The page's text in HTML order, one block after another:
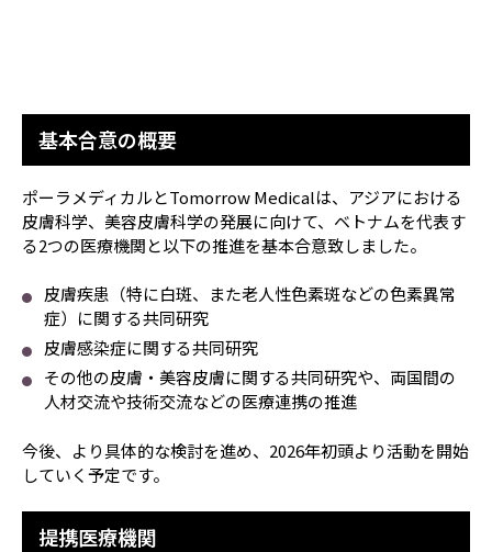
基本合意の概要
ポーラメディカルとTomorrow Medicalは、アジアにおける
皮膚科学、美容皮膚科学の発展に向けて、ベトナムを代表す
る2つの医療機関と以下の推進を基本合意致しました。
皮膚疾患（特に白斑、また老人性色素斑などの色素異常
症）に関する共同研究
皮膚感染症に関する共同研究
その他の皮膚・美容皮膚に関する共同研究や、両国間の
人材交流や技術交流などの医療連携の推進
今後、より具体的な検討を進め、2026年初頭より活動を開始
していく予定です。
提携医療機関